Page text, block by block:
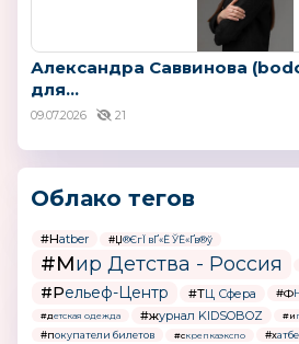
Александра Саввинова
для...
09.07.2026 21
Облако тегов
#Hatber #Џ®ЄгЇ вҐ«Ё ЎЁ«Ґв®ў
#Мир Детства - Россия
#Рельеф-Центр #ТЦ Сфера
#детская одежда #журнал KIDSOBOZ
#покупатели билетов #скрепкаэкспо